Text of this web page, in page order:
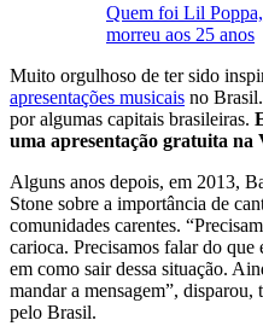
Quem foi Lil
morreu aos 25 anos
Muito orgulhoso de ter sido
apresentações musicais no
por algumas capitais brasileiras.
uma apresentação gratuita
Alguns anos depois, em 2013,
Stone sobre a importância de
comunidades carentes.
carioca. Precisamos falar do que
em como sair dessa situação.
mandar a mensagem”, disparou,
pelo Brasil.